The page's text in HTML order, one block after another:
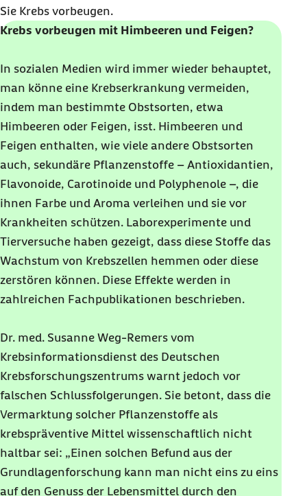
Sie Krebs vorbeugen.
Krebs vorbeugen mit Himbeeren und Feigen?
In sozialen Medien wird immer wieder behauptet,
man könne eine Krebserkrankung vermeiden,
indem man bestimmte Obstsorten, etwa
Himbeeren oder Feigen, isst. Himbeeren und
Feigen enthalten, wie viele andere Obstsorten
auch, sekundäre Pflanzenstoffe – Antioxidantien,
Flavonoide, Carotinoide und Polyphenole –, die
ihnen Farbe und Aroma verleihen und sie vor
Krankheiten schützen. Laborexperimente und
Tierversuche haben gezeigt, dass diese Stoffe das
Wachstum von Krebszellen hemmen oder diese
zerstören können. Diese Effekte werden in
zahlreichen Fachpublikationen beschrieben.
Dr. med. Susanne Weg-Remers vom
Krebsinformationsdienst des Deutschen
Krebsforschungszentrums warnt jedoch vor
falschen Schlussfolgerungen. Sie betont, dass die
Vermarktung solcher Pflanzenstoffe als
krebspräventive Mittel wissenschaftlich nicht
haltbar sei: „Einen solchen Befund aus der
Grundlagenforschung kann man nicht eins zu eins
auf den Genuss der Lebensmittel durch den